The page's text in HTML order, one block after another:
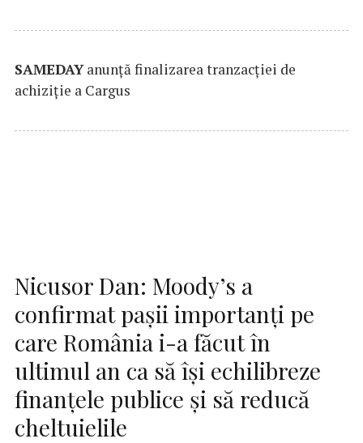
SAMEDAYanunță finalizarea tranzacției de
achiziție a Cargus
Nicusor Dan: Moody’s a
confirmat pașii importanți pe
care România i-a făcut în
ultimul an ca să își echilibreze
finanțele publice și să reducă
cheltuielile